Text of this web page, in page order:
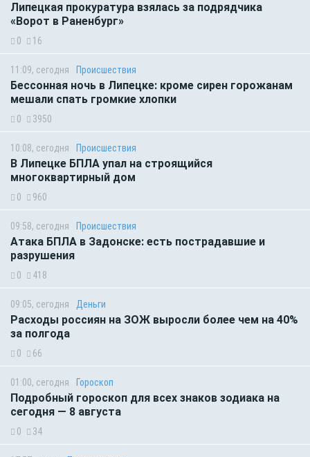
Липецкая прокуратура взялась за подрядчика
«Ворот в Раненбург»
0 16
11:09, сегодня Происшествия
Бессонная ночь в Липецке: кроме сирен горожанам
мешали спать громкие хлопки
0 3950
10:08, сегодня Происшествия
В Липецке БПЛА упал на строящийся
многоквартирный дом
0 960
09:58, сегодня Происшествия
Атака БПЛА в Задонске: есть пострадавшие и
разрушения
0 418
09:05, сегодня Деньги
Расходы россиян на ЗОЖ выросли более чем на 40%
за полгода
0 66
01:00, сегодня Гороскоп
Подробный гороскоп для всех знаков зодиака на
сегодня — 8 августа
0 34